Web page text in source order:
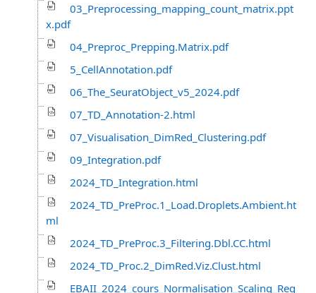
03_Preprocessing_mapping_count_matrix.ppt
x.pdf
04_Preproc_Prepping.Matrix.pdf
5_CellAnnotation.pdf
06_The_SeuratObject_v5_2024.pdf
07_TD_Annotation-2.html
07_Visualisation_DimRed_Clustering.pdf
09_Integration.pdf
2024_TD_Integration.html
2024_TD_PreProc.1_Load.Droplets.Ambient.ht
ml
2024_TD_PreProc.3_Filtering.Dbl.CC.html
2024_TD_Proc.2_DimRed.Viz.Clust.html
EBAII_2024_cours_Normalisation_Scaling_Reg